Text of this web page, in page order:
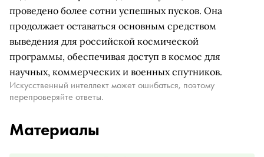
проведено более сотни успешных пусков. Она
продолжает оставаться основным средством
выведения для российской космической
программы, обеспечивая доступ в космос для
научных, коммерческих и военных спутников.
Искусственный интеллект может ошибаться, поэтому
перепроверяйте ответы.
Материалы